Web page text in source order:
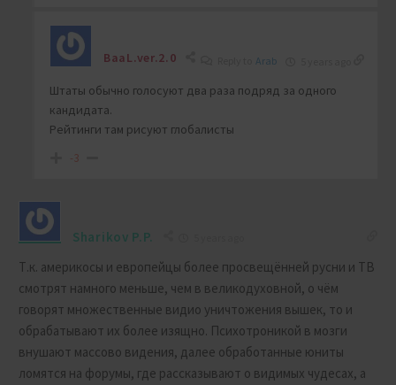
BaaL.ver.2.0 Reply toArab
Штаты обычно голосуют два раза подряд за одного
кандидата.
Рейтинги там рисуют глобалисты
-3
Sharikov P.P.
Т.к. америкосы и европейцы более просвещённей русни и ТВ
смотрят намного меньше, чем в великодуховной, о чём
говорят множественные видио уничтожения вышек, то и
обрабатывают их более изящно. Психотроникой в мозги
внушают массово видения, далее обработанные юниты
ломятся на форумы, где рассказывают о видимых чудесах, а